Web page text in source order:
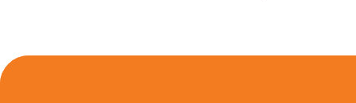
accepted.ระยะเวลาการอนุมัติ: 30-60 วัน